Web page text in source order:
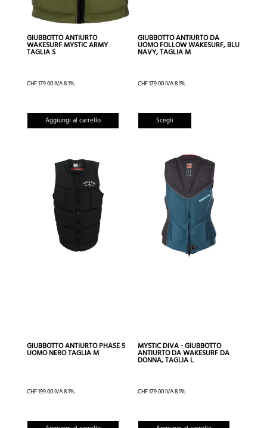
prodotto
GIUBBOTTO ANTIURTO
WAKESURF MYSTIC ARMY
TAGLIA S
CHF179.00IVA 8.1%
Aggiungi al carrello
GIUBBOTTO ANTIURTO DA
UOMO FOLLOW WAKESURF, BLU
NAVY, TAGLIA M
CHF179.00IVA 8.1%
Scegli
prodotto
più
varianti.
Le
opzioni
possono
essere
scelte
GIUBBOTTO ANTIURTO PHASE 5
UOMO NERO TAGLIA M
CHF199.00IVA 8.1%
MYSTIC DIVA - GIUBBOTTO
ANTIURTO DA WAKESURF DA
DONNA, TAGLIA L
CHF179.00IVA 8.1%